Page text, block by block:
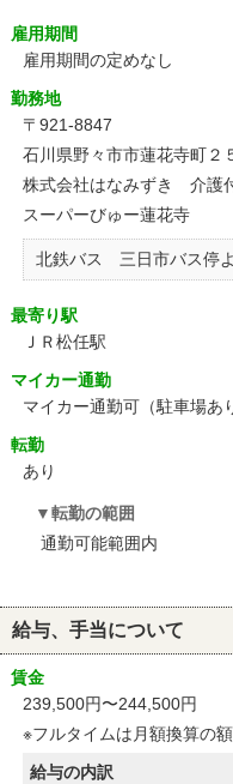
雇用期間
雇用期間の定めなし
勤務地
〒921-8847
石川県野々市市蓮花寺町２
株式会社はなみずき 介護
スーパーびゅー蓮花寺
北鉄バス 三日市バス停
最寄り駅
ＪＲ松任駅
マイカー通勤
マイカー通勤可（駐車場あ
転勤
あり
転勤の範囲
通勤可能範囲内
給与、手当について
賃金
239,500円〜244,500円
※フルタイムは月額換算の
給与の内訳